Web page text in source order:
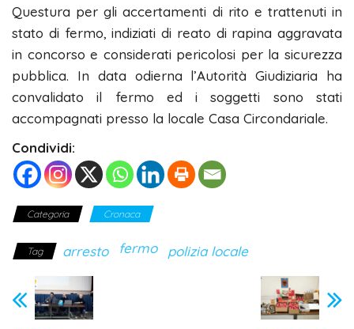
Questura per gli accertamenti di rito e trattenuti in
stato di fermo, indiziati di reato di rapina aggravata
in concorso e considerati pericolosi per la sicurezza
pubblica. In data odierna l’Autorità Giudiziaria ha
convalidato il fermo ed i soggetti sono stati
accompagnati presso la locale Casa Circondariale.
Condividi:
Categoria Cronaca
Tag arresto fermo polizia locale